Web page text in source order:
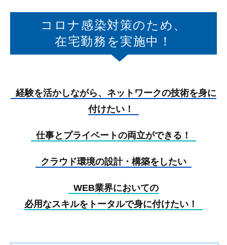
コロナ感染対策のため、
在宅勤務を実施中！
経験を活かしながら、ネットワークの技術を身に
付けたい！
仕事とプライベートの両立ができる！
クラウド環境の設計・構築をしたい
WEB業界においての
必用なスキルをトータルで身に付けたい！